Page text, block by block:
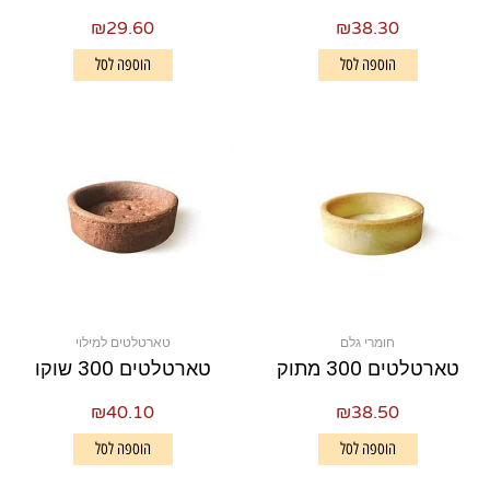
₪38.30
הוספה לסל
₪29.60
הוספה לסל
חומרי גלם
טארטלטים 300 מתוק
₪38.50
הוספה לסל
טארטלטים למילוי
טארטלטים 300 שוקו
₪40.10
הוספה לסל